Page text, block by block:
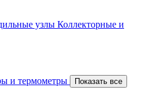
узлы Коллекторные и
и термометры Показать все